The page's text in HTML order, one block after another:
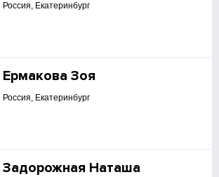
Россия, Екатеринбург
Ермакова Зоя
Россия, Екатеринбург
Задорожная Наташа